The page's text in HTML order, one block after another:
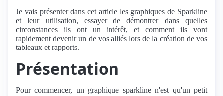
Je vais présenter dans cet article les graphiques de Sparkline
et leur utilisation, essayer de démontrer dans quelles
circonstances ils ont un intérêt, et comment ils vont
rapidement devenir un de vos alliés lors de la création de vos
tableaux et rapports.
Présentation
Pour commencer, un graphique sparkline n'est qu'un petit